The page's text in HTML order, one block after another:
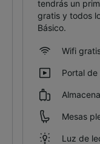
tendrás un
gratis y todos
Básico.
Wifi
Portal
Mesas
Luz de